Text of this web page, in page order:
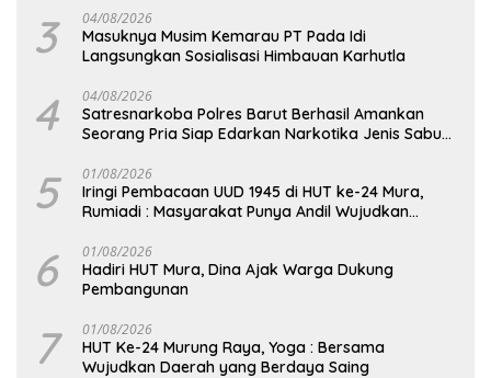
3 04/08/2026
Masuknya Musim Kemarau PT Pada Idi
Langsungkan Sosialisasi Himbauan Karhutla
4 04/08/2026
Satresnarkoba Polres Barut Berhasil Amankan
Seorang Pria Siap Edarkan Narkotika Jenis Sabu
5 01/08/2026
Iringi Pembacaan UUD 1945 di HUT ke-24 Mura,
Rumiadi : Masyarakat Punya Andil Wujudkan
6 01/08/2026
Hadiri HUT Mura, Dina Ajak Warga Dukung
Pembangunan
7 01/08/2026
HUT Ke-24 Murung Raya, Yoga : Bersama
Wujudkan Daerah yang Berdaya Saing